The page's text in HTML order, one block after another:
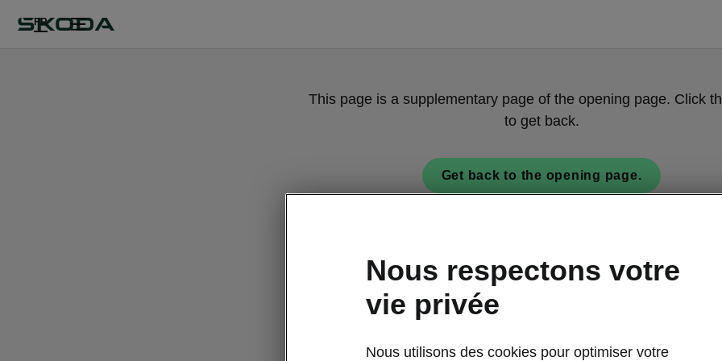
FR
This page is a supplementary page of the opening page. Click
to get back.
Get back to the opening page.
Nous respectons votre
vie privée
Nous utilisons des cookies pour optimiser votre